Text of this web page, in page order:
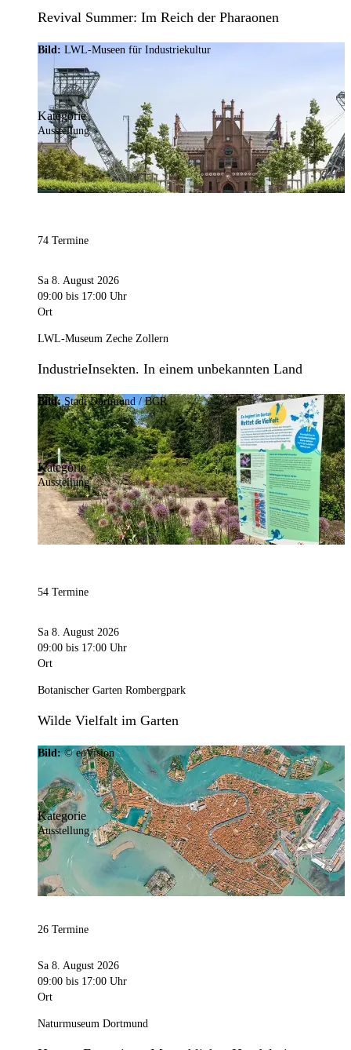
Revival Summer: Im Reich der Pharaonen
Bild: LWL-Museen für Industriekultur
Kategorie
Ausstellung
74 Termine
Sa 8. August 2026
09:00 bis 17:00 Uhr
Ort
LWL-Museum Zeche Zollern
IndustrieInsekten. In einem unbekannten Land
Bild: Stadt Dortmund / BGR
Kategorie
Ausstellung
54 Termine
Sa 8. August 2026
09:00 bis 17:00 Uhr
Ort
Botanischer Garten Rombergpark
Wilde Vielfalt im Garten
Bild:© eoVision
Kategorie
Ausstellung
26 Termine
Sa 8. August 2026
09:00 bis 17:00 Uhr
Ort
Naturmuseum Dortmund